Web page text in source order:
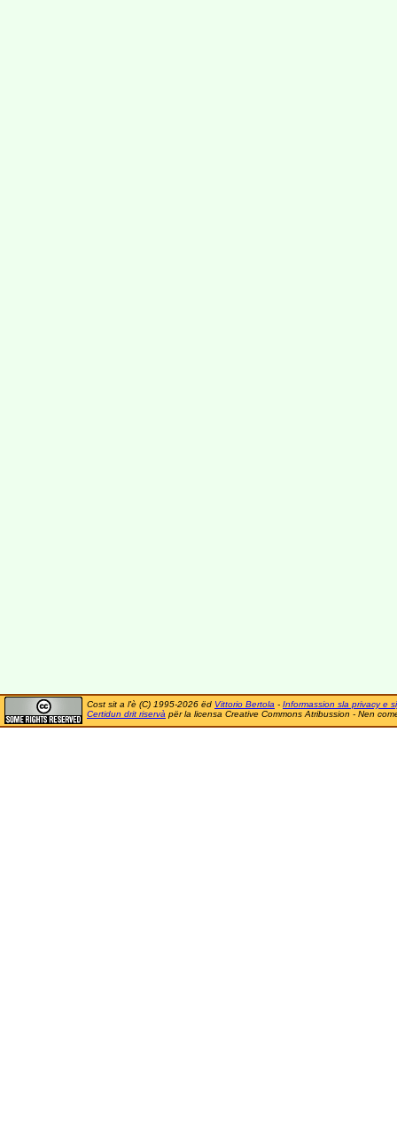
Cost sit a l'è (C) 1995-2026 ëd Vittorio Bertola - Informassion sla privacy e
Certidun drit riservà për la licensa Creative Commons Atribussion - Nen